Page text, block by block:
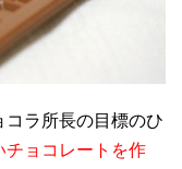
ラ所長の目標のひ
チョコレートを作